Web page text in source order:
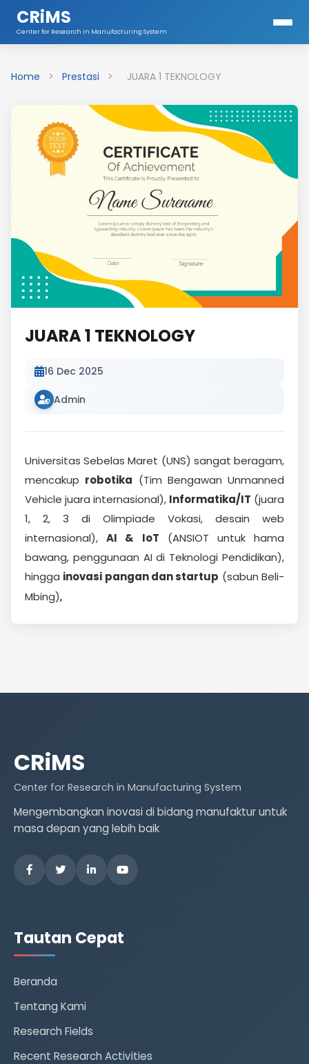
CRiMS
Center for Research in Manufacturing System
Home > Prestasi > JUARA 1 TEKNOLOGY
JUARA 1 TEKNOLOGY
16 Dec 2025
Admin
Universitas Sebelas Maret (UNS) sangat beragam,
mencakup robotika (Tim Bengawan Unmanned
Vehicle juara internasional), Informatika/IT (juara
1, 2, 3 di Olimpiade Vokasi, desain web
internasional),AI & IoT (ANSIOT untuk hama
bawang, penggunaan AI di Teknologi Pendidikan),
hingga inovasi pangan dan startup (sabun Beli-
Mbing),
CRiMS
Center for Research in Manufacturing System
Mengembangkan inovasi di bidang manufaktur untuk
masa depan yang lebih baik
Tautan Cepat
Beranda
Tentang Kami
Research Fields
Recent Research Activities